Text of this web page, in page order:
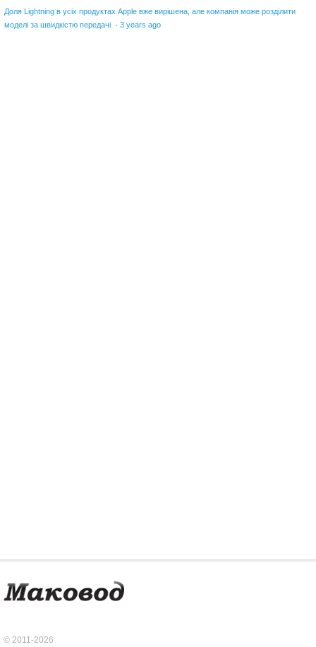
Доля Lightning в усіх продуктах Apple вже вирішена, але компанія може розділити
моделі за швидкістю передачі · 3 years ago
© 2011-2026